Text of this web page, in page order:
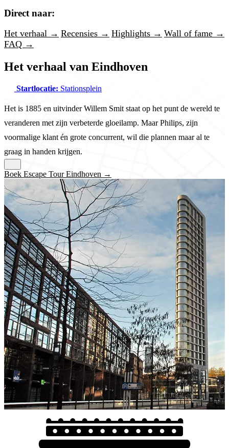
Direct naar:
Het verhaal → Recensies → Highlights → Wall of fame →
FAQ →
Het verhaal van Eindhoven
Startlocatie: Stationsplein
Het is 1885 en uitvinder Willem Smit staat op het punt de wereld te
veranderen met zijn verbeterde gloeilamp. Maar Philips, zijn
voormalige klant én grote concurrent, wil die plannen maar al te
graag in handen krijgen.
Boek Escape Tour Eindhoven →